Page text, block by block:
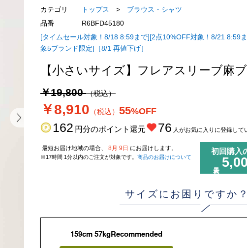
カテゴリ
トップス >
ブラウス・シャツ
品番
R6BFD45180
[タイムセール対象！8/18 8:59まで][2点10%OFF対象！8/21 8:59
象5ブランド限定]［8/1 再値下げ］
【小さいサイズ】フレアスリーブ麻
￥19,800（税込）
￥8,910 （税込） 55%OFF
162 円分のポイント還元 76 人がお気に入りに登録して
最短お届け地域の場合、 8月 9日 にお届けします。
※17時間 1分以内のご注文が対象です。 商品のお届けについて
初回購入
サイズにお困りですか？
159cm 57kgRecommended